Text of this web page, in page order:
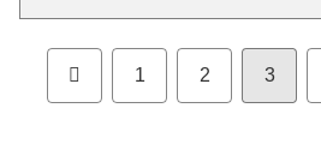
前 1 2 3